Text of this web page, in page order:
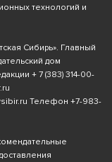
технологий и
Сибирь». Главный
дом
+ 7 (383) 314-00-
Телефон +7-983-